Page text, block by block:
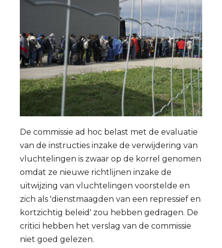
De commissie ad hoc belast met de evaluatie
van de instructies inzake de verwijdering van
vluchtelingen is zwaar op de korrel genomen
omdat ze nieuwe richtlijnen inzake de
uitwijzing van vluchtelingen voorstelde en
zich als 'dienstmaagden van een repressief en
kortzichtig beleid' zou hebben gedragen. De
critici hebben het verslag van de commissie
niet goed gelezen.